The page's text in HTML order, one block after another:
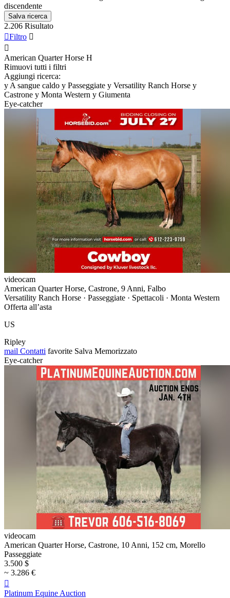
discendente
Salva ricerca
2.206 Risultato
Filtro 

American Quarter Horse H
Rimuovi tutti i filtri
Aggiungi ricerca:
y A sangue caldo y Passeggiate y Versatility Ranch Horse y
Castrone y Monta Western y Giumenta
Eye-catcher
videocam
American Quarter Horse, Castrone, 9 Anni, Falbo
Versatility Ranch Horse · Passeggiate · Spettacoli · Monta Western
Offerta all’asta
US
Ripley
mail Contatti favorite Salva Memorizzato
Eye-catcher
videocam
American Quarter Horse, Castrone, 10 Anni, 152 cm, Morello
Passeggiate
3.500 $
~ 3.286 €

Platinum Equine Auction